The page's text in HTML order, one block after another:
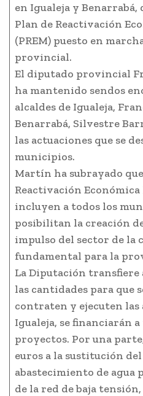
en Igualeja y
Plan de Reactivación
(PREM) puesto en
provincial.
El diputado provincial
ha mantenido sendos
alcaldes de Igualeja,
Benarrabá, Silvestre
las actuaciones que se
municipios.
Martín ha subrayado
Reactivación
incluyen a todos los
posibilitan la creación
impulso del sector de la
fundamental para la
La Diputación
las cantidades para que
contraten y ejecuten las
Igualeja, se financiarán
proyectos. Por una
euros a la sustitución
abastecimiento de agua
de la red de baja